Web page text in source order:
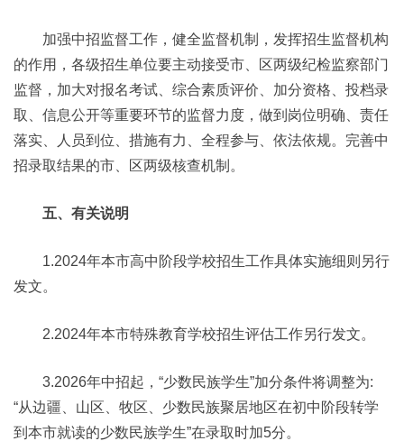
加强中招监督工作，健全监督机制，发挥招生监督机构
的作用，各级招生单位要主动接受市、区两级纪检监察部门
监督，加大对报名考试、综合素质评价、加分资格、投档录
取、信息公开等重要环节的监督力度，做到岗位明确、责任
落实、人员到位、措施有力、全程参与、依法依规。完善中
招录取结果的市、区两级核查机制。
五、有关说明
1.2024年本市高中阶段学校招生工作具体实施细则另行
发文。
2.2024年本市特殊教育学校招生评估工作另行发文。
3.2026年中招起，“少数民族学生”加分条件将调整为:
“从边疆、山区、牧区、少数民族聚居地区在初中阶段转学
到本市就读的少数民族学生”在录取时加5分。